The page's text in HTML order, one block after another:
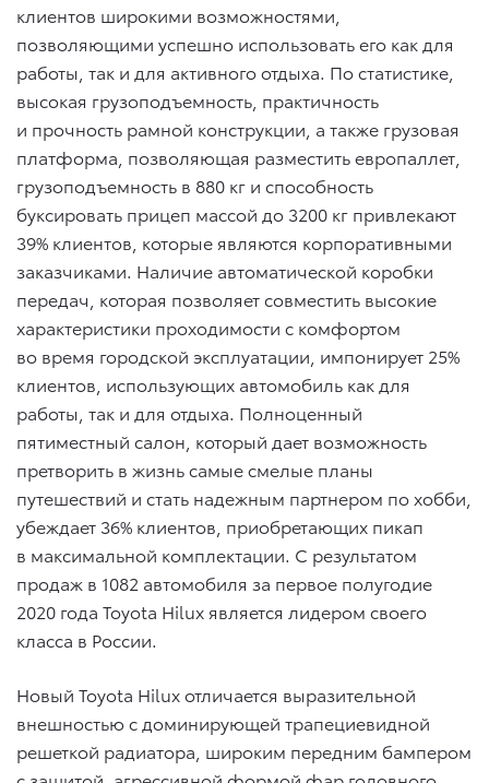
клиентов широкими возможностями,
позволяющими успешно использовать его как для
работы, так и для активного отдыха. По статистике,
высокая грузоподъемность, практичность
и прочность рамной конструкции, а также грузовая
платформа, позволяющая разместить европаллет,
грузоподъемность в 880 кг и способность
буксировать прицеп массой до 3200 кг привлекают
39% клиентов, которые являются корпоративными
заказчиками. Наличие автоматической коробки
передач, которая позволяет совместить высокие
характеристики проходимости с комфортом
во время городской эксплуатации, импонирует 25%
клиентов, использующих автомобиль как для
работы, так и для отдыха. Полноценный
пятиместный салон, который дает возможность
претворить в жизнь самые смелые планы
путешествий и стать надежным партнером по хобби,
убеждает 36% клиентов, приобретающих пикап
в максимальной комплектации. С результатом
продаж в 1082 автомобиля за первое полугодие
2020 года Toyota Hilux является лидером своего
класса в России.
Новый Toyota Hilux отличается выразительной
внешностью с доминирующей трапециевидной
решеткой радиатора, широким передним бампером